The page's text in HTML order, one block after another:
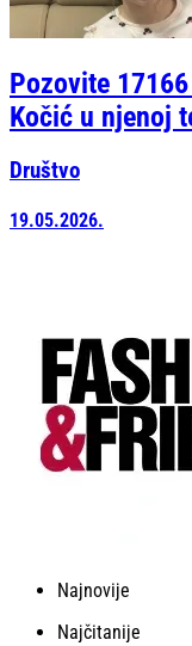
Pozovite
Kočić u njenoj
Društvo
19.05.2026.
Najnovije
Najčitanije